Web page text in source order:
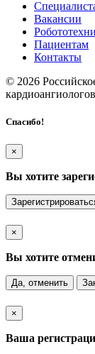
Вакансии
Пациентам
Контакты
© 2026
кардиоангиологов
Спасибо!
×
Вы хотите
×
Вы хотите
Да, отменить
×
Ваша